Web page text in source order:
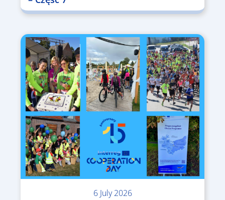
6 July 2026